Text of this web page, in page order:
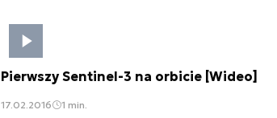
Pierwszy Sentinel-3 na orbicie [Wideo]
17.02.2016 1 min.